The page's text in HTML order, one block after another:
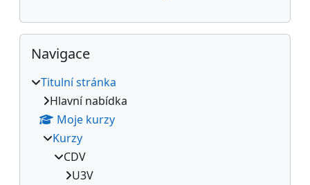
Přeskočit: Navigace
Navigace
Titulní stránka
Hlavní nabídka
Moje kurzy
Kurzy
CDV
U3V